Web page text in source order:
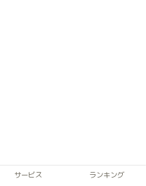
サービス ランキング